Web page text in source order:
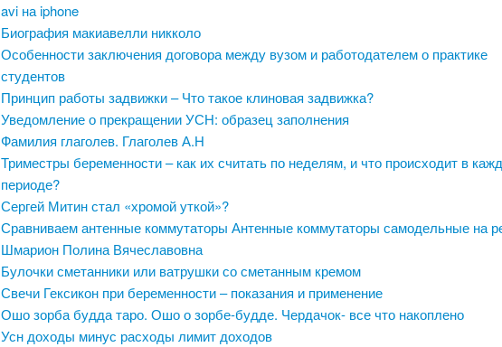
avi на iphone
Биография макиавелли никколо
Особенности заключения договора между вузом и работодателем о практике
студентов
Принцип работы задвижки – Что такое клиновая задвижка?
Уведомление о прекращении УСН: образец заполнения
Фамилия глаголев. Глаголев А.Н
Триместры беременности – как их считать по неделям, и что происходит в
периоде?
Сергей Митин стал «хромой уткой»?
Сравниваем антенные коммутаторы Антенные коммутаторы самодельные на
Шмарион Полина Вячеславовна
Булочки сметанники или ватрушки со сметанным кремом
Свечи Гексикон при беременности – показания и применение
Ошо зорба будда таро. Ошо о зорбе-будде. Чердачок- все что накоплено
Усн доходы минус расходы лимит доходов